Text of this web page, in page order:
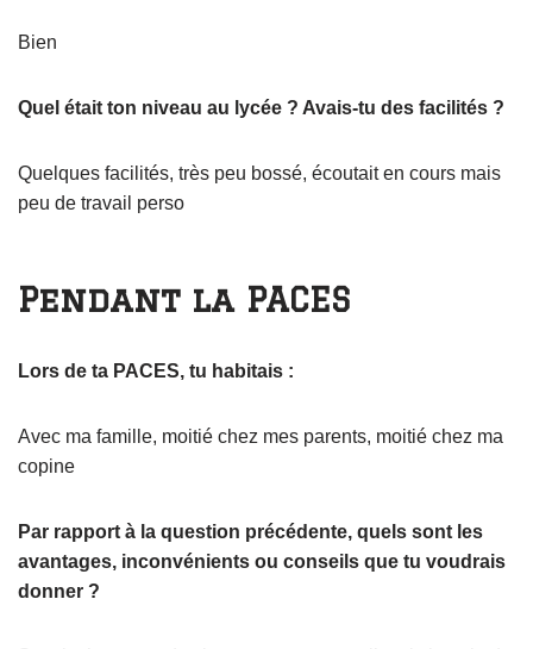
Bien
Quel était ton niveau au lycée ? Avais-tu des facilités ?
Quelques facilités, très peu bossé, écoutait en cours mais
peu de travail perso
Pendant la PACES
Lors de ta PACES, tu habitais :
Avec ma famille, moitié chez mes parents, moitié chez ma
copine
Par rapport à la question précédente, quels sont les
avantages, inconvénients ou conseils que tu voudrais
donner ?